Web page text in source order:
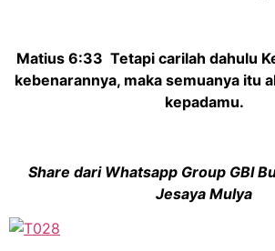
Matius 6:33 Tetapi carilah dahulu
kebenarannya, maka semuanya itu
kepadamu.
Share dari Whatsapp Group GBI
Jesaya Mulya